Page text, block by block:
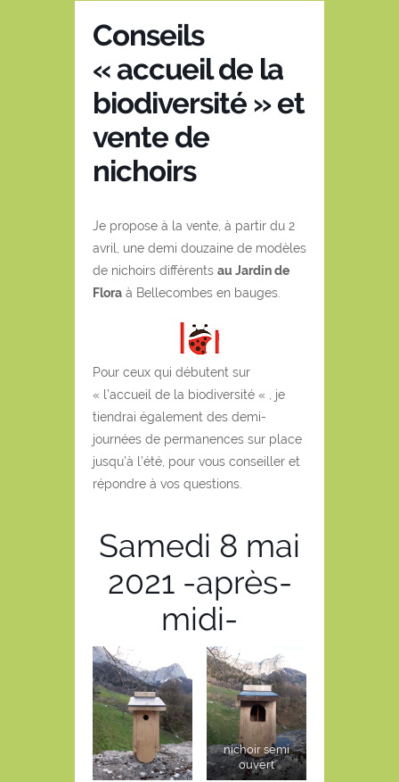
Conseils
« accueil de la
biodiversité » et
vente de
nichoirs
Je propose à la vente, à partir du 2
avril, une demi douzaine de modèles
de nichoirs différents au Jardin de
Flora à Bellecombes en bauges.
Pour ceux qui débutent sur
« l’accueil de la biodiversité « , je
tiendrai également des demi-
journées de permanences sur place
jusqu’à l’été, pour vous conseiller et
répondre à vos questions.
Samedi 8 mai
2021 -après-
midi-
nichoir semi
ouvert